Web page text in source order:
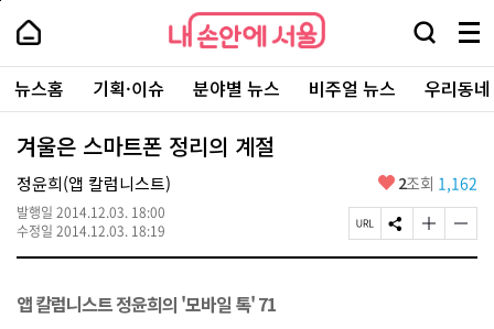
본
로
가
내
손
안
에
서
울
-
서
울
시
대
표
소
포
털
내
손
에
울
검
창
열
기
메
뉴
전
체
보
주
요
서
뉴스홈 기획·이슈 분야별 뉴스 비주얼 뉴스 우리동
겨울은 스마트폰 정리의 계절
정윤희(앱 칼럼니스트)
발행일 2014.12.03. 18:00
수정일 2014.12.03. 18:19
좋
요
2조회 1,162
페
이
S
N
글
자
글
자
앱 칼럼니스트 정윤희의 '모바일 톡' 71
페
상
단
로